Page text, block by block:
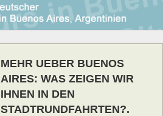
MEHR UEBER BUENOS
AIRES: WAS ZEIGEN WIR
IHNEN IN DEN
STADTRUNDFAHRTEN?.